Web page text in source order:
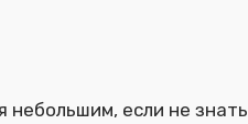
небольшим, если не знать